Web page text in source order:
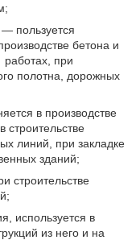
пользуется
бетона и
при
полотна, дорожных
в производстве
строительстве
линий, при закладке
зданий;
строительстве
используется в
из него и на